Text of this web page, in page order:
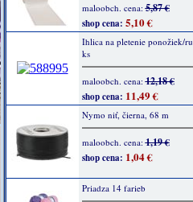
maloobch. cena:5,87 €
shop cena: 5,10 €
Ihlica na pletenie ponožiek/
ks
maloobch. cena:12,18 €
shop cena: 11,49 €
Nymo niť, čierna, 68 m
maloobch. cena:1,19 €
shop cena: 1,04 €
Priadza 14 farieb